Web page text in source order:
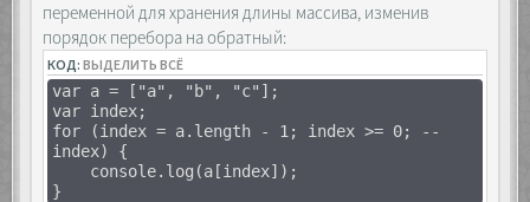
переменной для хранения длины массива, изменив
порядок перебора на обратный:
КОД:ВЫДЕЛИТЬ ВСЁ
var a = ["a", "b", "c"];
var index;
for (index = a.length - 1; index >= 0; --
index) {
console.log(a[index]);
}